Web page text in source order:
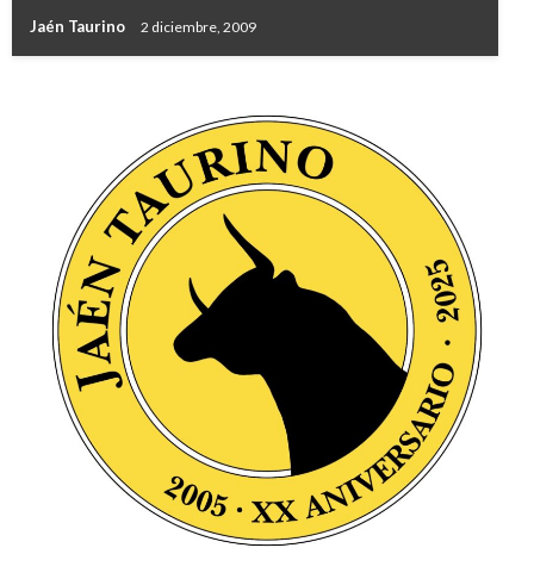
Jaén Taurino 2 diciembre, 2009